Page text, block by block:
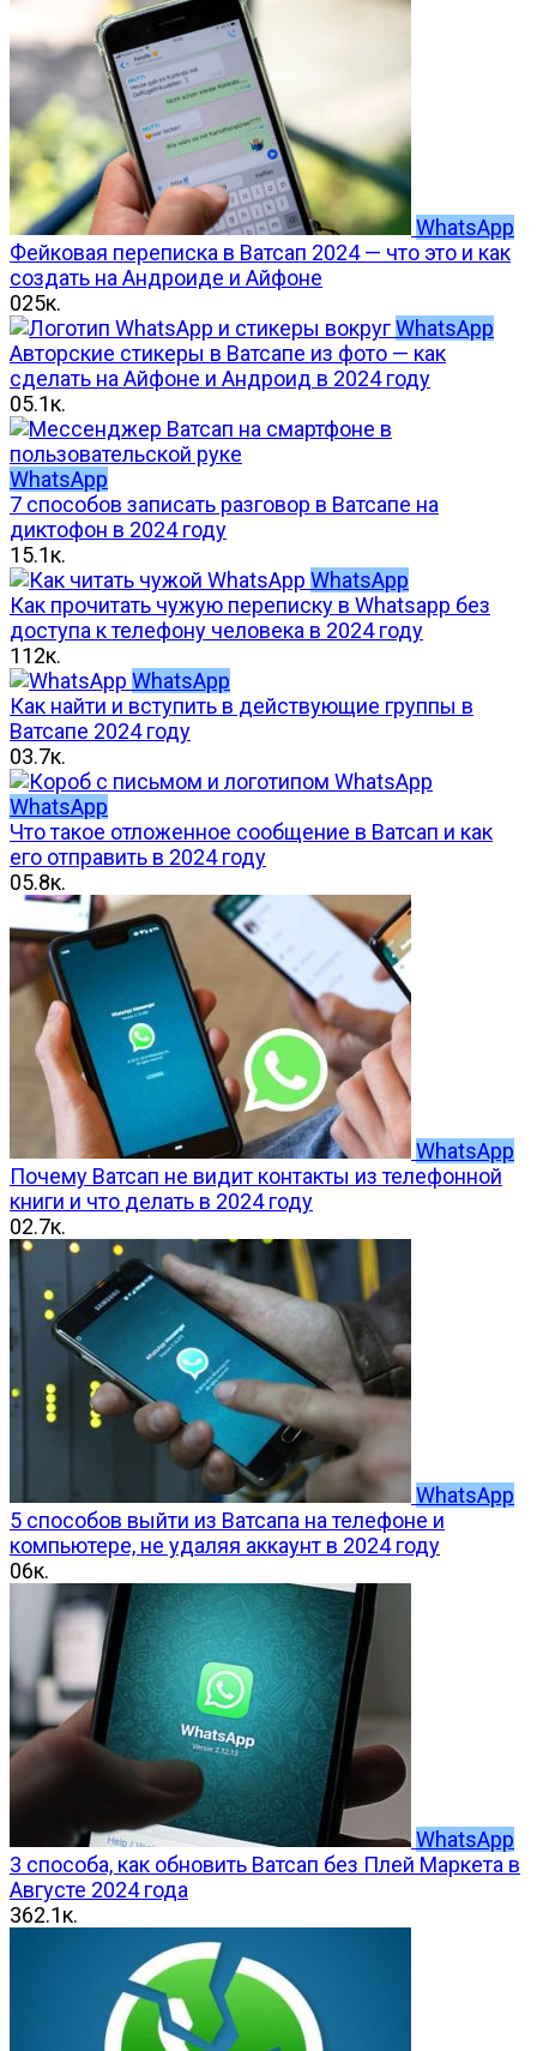
WhatsApp
Фейковая переписка в Ватсап 2024 — что это и как
создать на Андроиде и Айфоне
025к.
WhatsApp
Авторские стикеры в Ватсапе из фото — как
сделать на Айфоне и Андроид в 2024 году
05.1к.
WhatsApp
7 способов записать разговор в Ватсапе на
диктофон в 2024 году
15.1к.
WhatsApp
Как прочитать чужую переписку в Whatsapp без
доступа к телефону человека в 2024 году
112к.
WhatsApp
Как найти и вступить в действующие группы в
Ватсапе 2024 году
03.7к.
WhatsApp
Что такое отложенное сообщение в Ватсап и как
его отправить в 2024 году
05.8к.
WhatsApp
Почему Ватсап не видит контакты из телефонной
книги и что делать в 2024 году
02.7к.
WhatsApp
5 способов выйти из Ватсапа на телефоне и
компьютере, не удаляя аккаунт в 2024 году
06к.
WhatsApp
3 способа, как обновить Ватсап без Плей Маркета в
Августе 2024 года
362.1к.